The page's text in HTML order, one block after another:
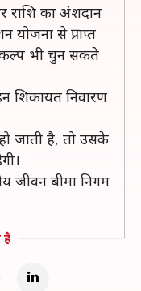
राशि का अंशदान
योजना से प्राप्त
भी चुन सकते
शिकायत निवारण
जाती है, तो उसके
जीवन बीमा निगम
है